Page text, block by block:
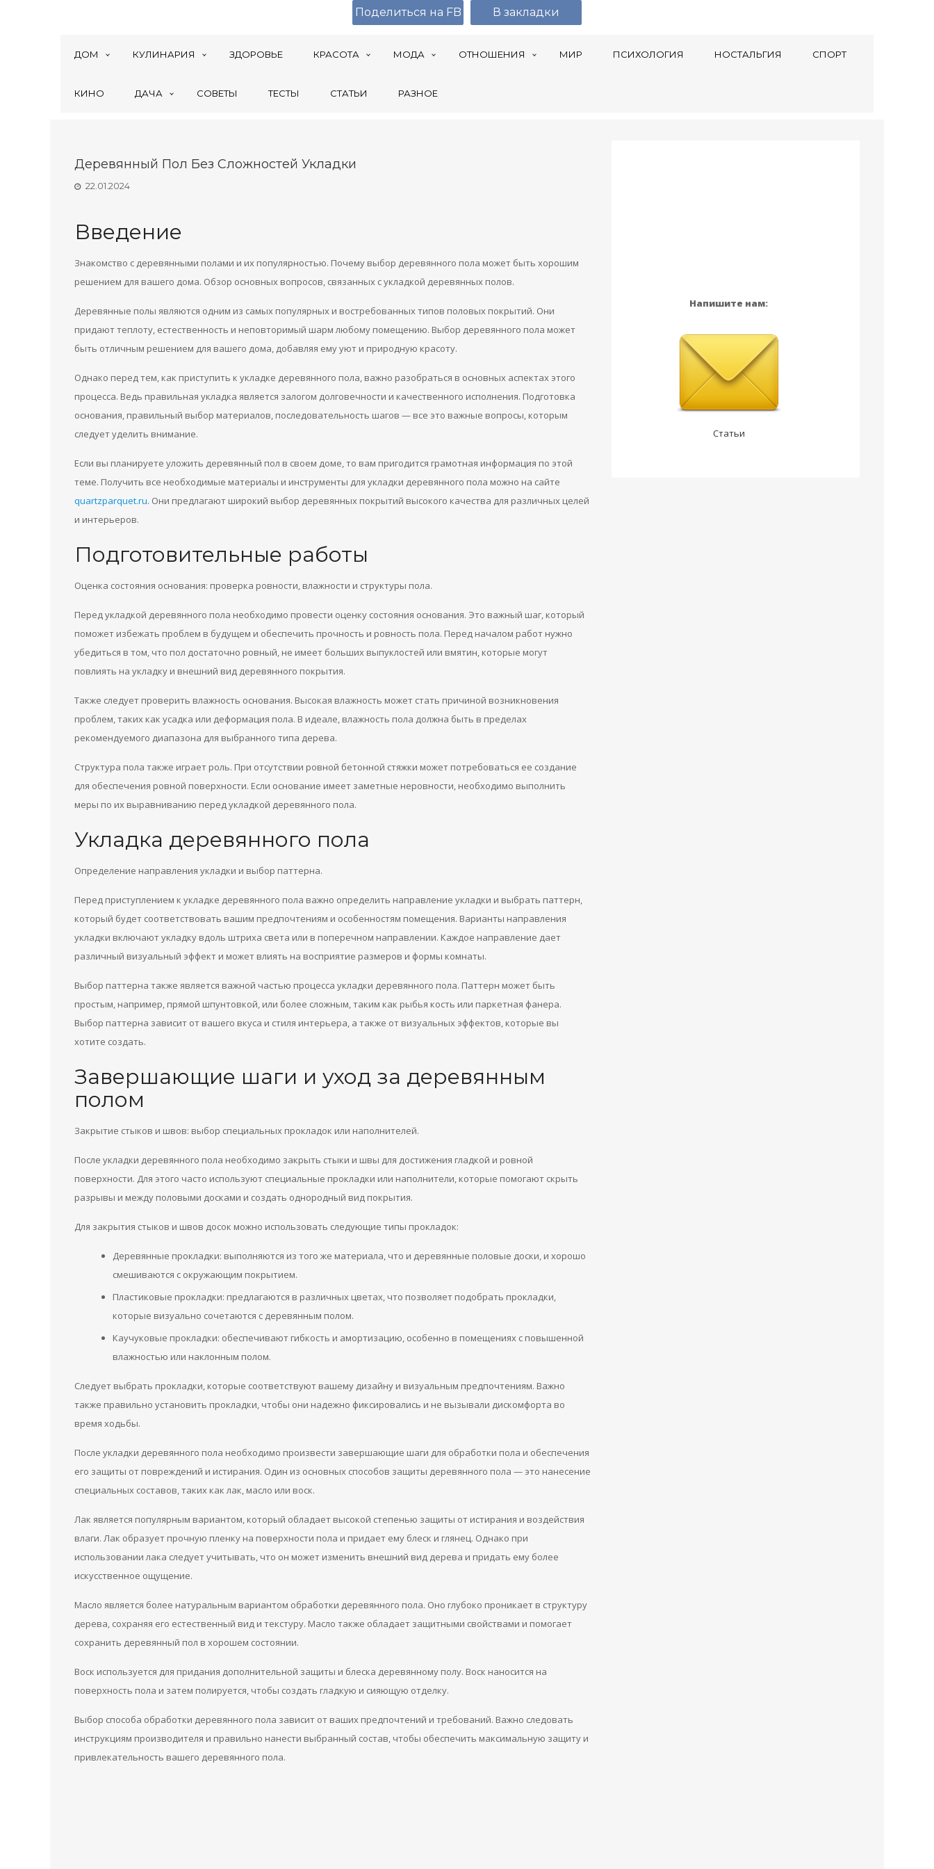
ДОМ КУЛИНАРИЯ ЗДОРОВЬЕ КРАСОТА МОДА ОТНОШЕНИЯ МИР ПСИХОЛОГИЯ НОСТАЛЬГИЯ СПОРТ
КИНО ДАЧА СОВЕТЫ ТЕСТЫ СТАТЬИ РАЗНОЕ
Деревянный Пол Без Сложностей Укладки
22.01.2024
Введение
Знакомство с деревянными полами и их популярностью. Почему выбор деревянного пола может быть хорошим
решением для вашего дома. Обзор основных вопросов, связанных с укладкой деревянных полов.
Деревянные полы являются одним из самых популярных и востребованных типов половых покрытий. Они
придают теплоту, естественность и неповторимый шарм любому помещению. Выбор деревянного пола может
быть отличным решением для вашего дома, добавляя ему уют и природную красоту.
Однако перед тем, как приступить к укладке деревянного пола, важно разобраться в основных аспектах этого
процесса. Ведь правильная укладка является залогом долговечности и качественного исполнения. Подготовка
основания, правильный выбор материалов, последовательность шагов — все это важные вопросы, которым
следует уделить внимание.
Если вы планируете уложить деревянный пол в своем доме, то вам пригодится грамотная информация по этой
теме. Получить все необходимые материалы и инструменты для укладки деревянного пола можно на сайте
quartzparquet.ru. Они предлагают широкий выбор деревянных покрытий высокого качества для различных целей
и интерьеров.
Подготовительные работы
Оценка состояния основания: проверка ровности, влажности и структуры пола.
Перед укладкой деревянного пола необходимо провести оценку состояния основания. Это важный шаг, который
поможет избежать проблем в будущем и обеспечить прочность и ровность пола. Перед началом работ нужно
убедиться в том, что пол достаточно ровный, не имеет больших выпуклостей или вмятин, которые могут
повлиять на укладку и внешний вид деревянного покрытия.
Также следует проверить влажность основания. Высокая влажность может стать причиной возникновения
проблем, таких как усадка или деформация пола. В идеале, влажность пола должна быть в пределах
рекомендуемого диапазона для выбранного типа дерева.
Структура пола также играет роль. При отсутствии ровной бетонной стяжки может потребоваться ее создание
для обеспечения ровной поверхности. Если основание имеет заметные неровности, необходимо выполнить
меры по их выравниванию перед укладкой деревянного пола.
Укладка деревянного пола
Определение направления укладки и выбор паттерна.
Перед приступлением к укладке деревянного пола важно определить направление укладки и выбрать паттерн,
который будет соответствовать вашим предпочтениям и особенностям помещения. Варианты направления
укладки включают укладку вдоль штриха света или в поперечном направлении. Каждое направление дает
различный визуальный эффект и может влиять на восприятие размеров и формы комнаты.
Выбор паттерна также является важной частью процесса укладки деревянного пола. Паттерн может быть
простым, например, прямой шпунтовкой, или более сложным, таким как рыбья кость или паркетная фанера.
Выбор паттерна зависит от вашего вкуса и стиля интерьера, а также от визуальных эффектов, которые вы
хотите создать.
Завершающие шаги и уход за деревянным
полом
Закрытие стыков и швов: выбор специальных прокладок или наполнителей.
После укладки деревянного пола необходимо закрыть стыки и швы для достижения гладкой и ровной
поверхности. Для этого часто используют специальные прокладки или наполнители, которые помогают скрыть
разрывы и между половыми досками и создать однородный вид покрытия.
Для закрытия стыков и швов досок можно использовать следующие типы прокладок:
Деревянные прокладки: выполняются из того же материала, что и деревянные половые доски, и хорошо
смешиваются с окружающим покрытием.
Пластиковые прокладки: предлагаются в различных цветах, что позволяет подобрать прокладки,
которые визуально сочетаются с деревянным полом.
Каучуковые прокладки: обеспечивают гибкость и амортизацию, особенно в помещениях с повышенной
влажностью или наклонным полом.
Следует выбрать прокладки, которые соответствуют вашему дизайну и визуальным предпочтениям. Важно
также правильно установить прокладки, чтобы они надежно фиксировались и не вызывали дискомфорта во
время ходьбы.
После укладки деревянного пола необходимо произвести завершающие шаги для обработки пола и обеспечения
его защиты от повреждений и истирания. Один из основных способов защиты деревянного пола — это нанесение
специальных составов, таких как лак, масло или воск.
Лак является популярным вариантом, который обладает высокой степенью защиты от истирания и воздействия
влаги. Лак образует прочную пленку на поверхности пола и придает ему блеск и глянец. Однако при
использовании лака следует учитывать, что он может изменить внешний вид дерева и придать ему более
искусственное ощущение.
Масло является более натуральным вариантом обработки деревянного пола. Оно глубоко проникает в структуру
дерева, сохраняя его естественный вид и текстуру. Масло также обладает защитными свойствами и помогает
сохранить деревянный пол в хорошем состоянии.
Воск используется для придания дополнительной защиты и блеска деревянному полу. Воск наносится на
поверхность пола и затем полируется, чтобы создать гладкую и сияющую отделку.
Выбор способа обработки деревянного пола зависит от ваших предпочтений и требований. Важно следовать
инструкциям производителя и правильно нанести выбранный состав, чтобы обеспечить максимальную защиту и
привлекательность вашего деревянного пола.
Напишите нам:
Статьи
Поделиться на FB В закладки